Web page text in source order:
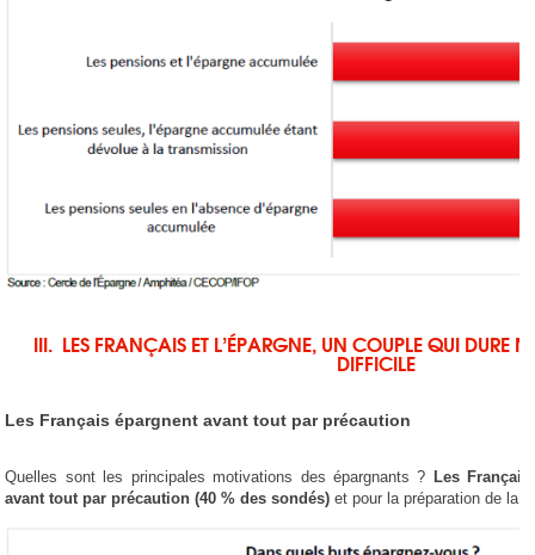
III. LES FRANÇAIS ET L’ÉPARGNE, UN COUPLE QUI DURE
DIFFICILE
Les Français épargnent avant tout par précaution
Quelles sont les principales motivations des épargnants ? Les
avant tout par précaution (40 % des sondés) et pour la préparation de la